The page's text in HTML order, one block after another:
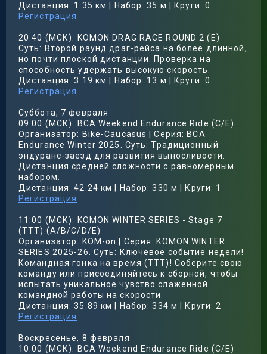
Дистанция: 1.35 км | Набор: 35 м | Круги: 0
Регистрация
20:40 (МСК): KOMON DRAG RACE ROUND 2 (E)
Суть: Второй раунд драг-рейса на более длинной,
но почти плоской дистанции. Проверка на
способность удержать высокую скорость.
Дистанция: 3.19 км | Набор: 13 м | Круги: 0
Регистрация
Суббота, 7 февраля
09:00 (МСК): BCA Weekend Endurance Ride (C/E)
Организатор: Bike-Caucasus | Серия: BCA
Endurance Winter 2025. Суть: Традиционный
эндуранс-заезд для развития выносливости.
Дистанция средней сложности с равномерным
набором.
Дистанция: 42.24 км | Набор: 330 м | Круги: 1
Регистрация
11:00 (МСК): KOMON WINTER SERIES - Stage 7
(TTT) (A/B/C/D/E)
Организатор: KOM-on | Серия: KOMON WINTER
SERIES 2025-26. Суть: Ключевое событие недели!
Командная гонка на время (TTT)! Соберите свою
команду или присоединяйтесь к сборной, чтобы
испытать уникальное чувство слаженной
командной работы на скорости.
Дистанция: 35.89 км | Набор: 334 м | Круги: 2
Регистрация
Воскресенье, 8 февраля
10:00 (МСК): BCA Weekend Endurance Ride (C/E)